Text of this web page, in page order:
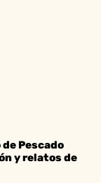
Pescado
y relatos de